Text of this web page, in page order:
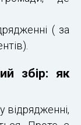
( за
збір: як
відрядженні,